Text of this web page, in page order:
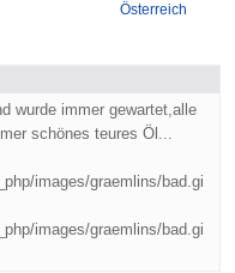
Österreich
wurde immer gewartet,alle
schönes teures Öl...
images/graemlins/bad.gi
images/graemlins/bad.gi